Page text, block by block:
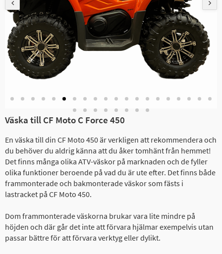
Väska till CF Moto C Force 450
En väska till din CF Moto 450 är verkligen att rekommendera och
du behöver du aldrig känna att du åker tomhänt från hemmet!
Det finns många olika ATV-väskor på marknaden och de fyller
olika funktioner beroende på vad du är ute efter. Det finns både
frammonterade och bakmonterade väskor som fästs i
lastracket på CF Moto 450.
Dom frammonterade väskorna brukar vara lite mindre på
höjden och där går det inte att förvara hjälmar exempelvis utan
passar bättre för att förvara verktyg eller dylikt.